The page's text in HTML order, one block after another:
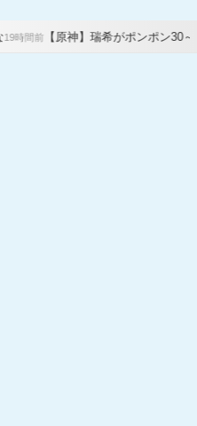
がポンポン30～50万ダメ出し続け